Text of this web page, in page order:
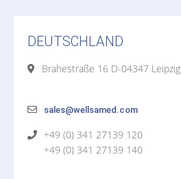
DEUTSCHLAND
Brahestraße 16 D-04347 Leipzig
sales@wellsamed.com
+49 (0) 341 27139 120
+49 (0) 341 27139 140